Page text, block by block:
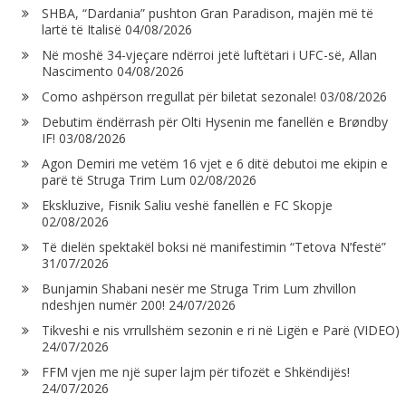
SHBA, “Dardania” pushton Gran Paradison, majën më të
lartë të Italisë 04/08/2026
Në moshë 34-vjeçare ndërroi jetë luftëtari i UFC-së, Allan
Nascimento 04/08/2026
Como ashpërson rregullat për biletat sezonale! 03/08/2026
Debutim ëndërrash për Olti Hysenin me fanellën e Brøndby
IF! 03/08/2026
Agon Demiri me vetëm 16 vjet e 6 ditë debutoi me ekipin e
parë të Struga Trim Lum 02/08/2026
Ekskluzive, Fisnik Saliu veshë fanellën e FC Skopje
02/08/2026
Të dielën spektakël boksi në manifestimin “Tetova N’festë”
31/07/2026
Bunjamin Shabani nesër me Struga Trim Lum zhvillon
ndeshjen numër 200! 24/07/2026
Tikveshi e nis vrrullshëm sezonin e ri në Ligën e Parë (VIDEO)
24/07/2026
FFM vjen me një super lajm për tifozët e Shkëndijës!
24/07/2026